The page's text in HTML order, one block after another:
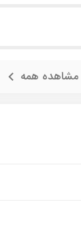
مشاهده همه